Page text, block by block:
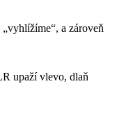
a zároveň
upaží vlevo, dlaň